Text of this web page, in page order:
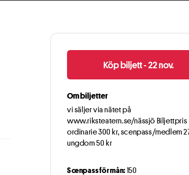
Köp biljett - 22 nov.
Om biljetter
vi säljer via nätet på
www.riksteatern.se/nässjö Biljettpris
ordinarie 300 kr, scenpass/medlem
ungdom 50 kr
Scenpassförmån:150